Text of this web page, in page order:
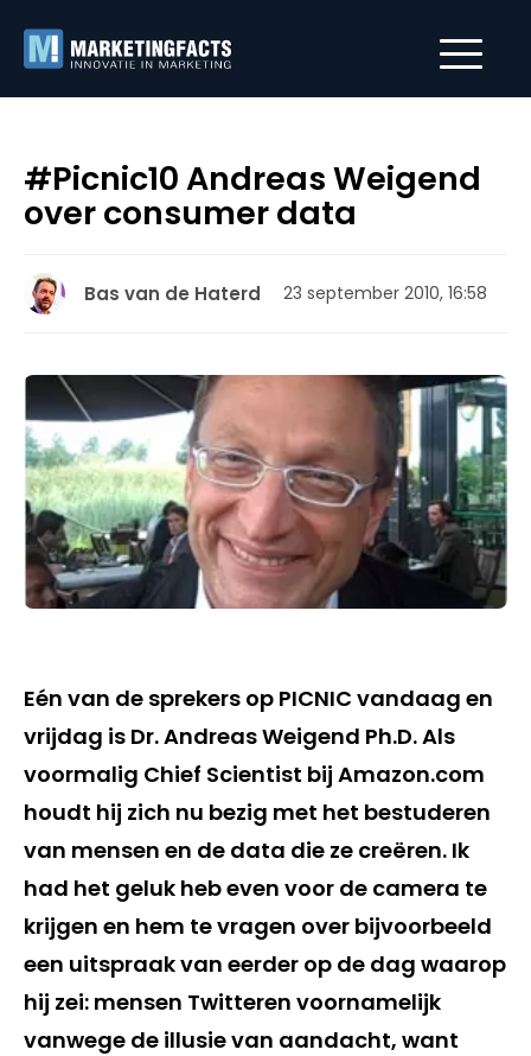
#Picnic10 Andreas Weigend
over consumer data
Bas van de Haterd 23 september 2010, 16:58
Eén van de sprekers op PICNIC vandaag en
vrijdag is Dr. Andreas Weigend Ph.D. Als
voormalig Chief Scientist bij Amazon.com
houdt hij zich nu bezig met het bestuderen
van mensen en de data die ze creëren. Ik
had het geluk heb even voor de camera te
krijgen en hem te vragen over bijvoorbeeld
een uitspraak van eerder op de dag waarop
hij zei: mensen Twitteren voornamelijk
vanwege de illusie van aandacht, want